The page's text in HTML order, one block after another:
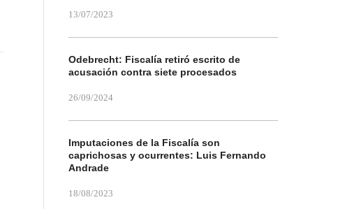
13/07/2023
Odebrecht: Fiscalía retiró escrito de
acusación contra siete procesados
26/09/2024
Imputaciones de la Fiscalía son
caprichosas y ocurrentes: Luis Fernando
Andrade
18/08/2023